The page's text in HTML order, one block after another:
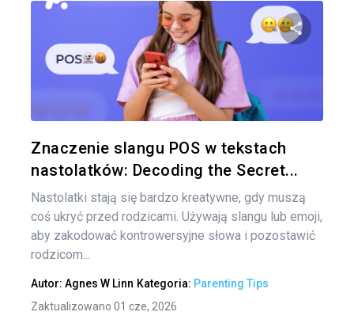
Znaczenie slangu POS w tekstach
nastolatków: Decoding the Secret...
Nastolatki stają się bardzo kreatywne, gdy muszą
coś ukryć przed rodzicami. Używają slangu lub emoji,
aby zakodować kontrowersyjne słowa i pozostawić
rodzicom...
Autor: Agnes W Linn Kategoria: Parenting Tips
Zaktualizowano 01 cze, 2026